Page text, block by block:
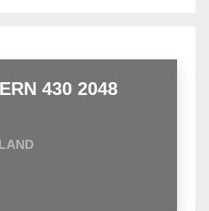
430 2048